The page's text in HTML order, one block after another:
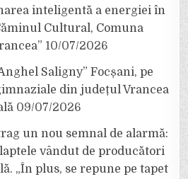
inteligentă a energiei în
Cultural, Comuna
10/07/2026
Saligny” Focșani, pe
din județul Vrancea
09/07/2026
un nou semnal de alarmă:
vândut de producători
„În plus, se repune pe tapet